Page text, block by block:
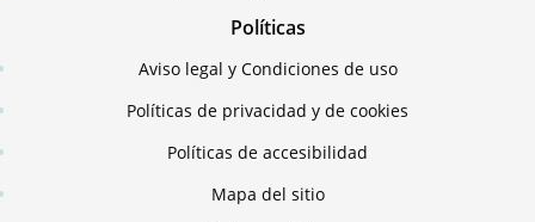
Políticas
Aviso legal y Condiciones de uso
Políticas de privacidad y de cookies
Políticas de accesibilidad
Mapa del sitio